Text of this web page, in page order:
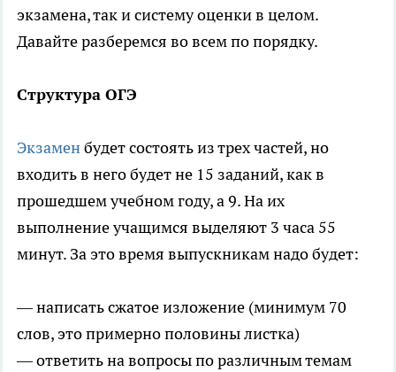
экзамена, так и систему оценки в целом.
Давайте разберемся во всем по порядку.
Структура ОГЭ
Экзаменбудет состоять из трех частей, но
входить в него будет не 15 заданий, как в
прошедшем учебном году, а 9. На их
выполнение учащимся выделяют 3 часа 55
минут. За это время выпускникам надо будет:
— написать сжатое изложение (минимум 70
слов, это примерно половины листка)
— ответить на вопросы по различным темам